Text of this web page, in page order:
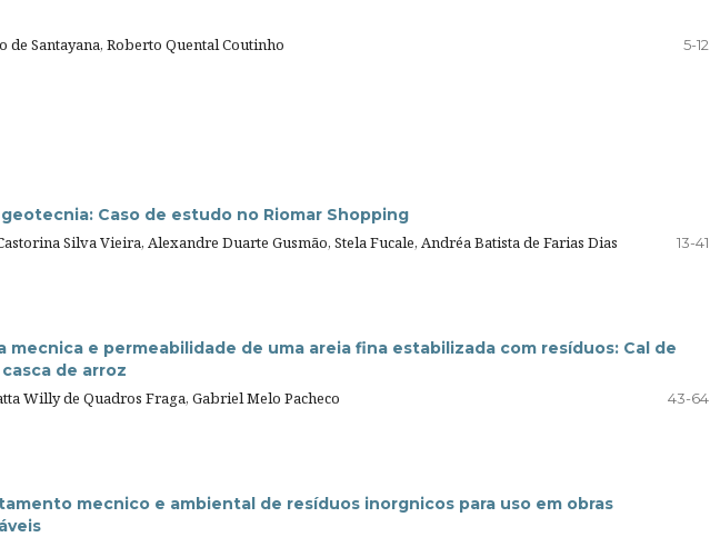
de Santayana, Roberto Quental Coutinho
5-12
Caso de estudo no Riomar Shopping
Silva Vieira, Alexandre Duarte Gusmão, Stela Fucale, Andréa Batista de Farias Dias
13-41
mecnica e permeabilidade de uma areia fina estabilizada com resíduos: Cal de
de arroz
Willy de Quadros Fraga, Gabriel Melo Pacheco
43-64
mecnico e ambiental de resíduos inorgnicos para uso em obras